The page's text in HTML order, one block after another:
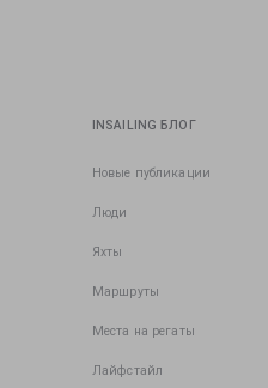
INSAILING БЛОГ
Новые публикации
Люди
Яхты
Маршруты
Места на регаты
Лайфстайл